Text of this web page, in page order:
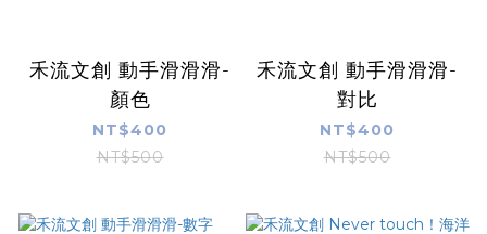
禾流文創 動手滑滑滑-
顏色
NT$400
NT$500
禾流文創 動手滑滑滑-
對比
NT$400
NT$500